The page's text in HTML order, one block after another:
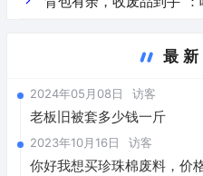
最
2024年05月08日 访客
老板旧被套多少钱一斤
2023年10月16日 访客
你好我想买珍珠棉废料，价